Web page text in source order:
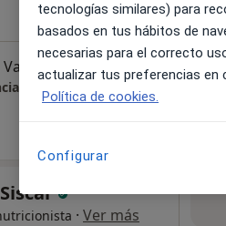
Mapa
· Ver más
tecnologías similares) para
basados en tus hábitos de
necesarias para el correcto
actualizar tus preferencias en
Política de cookies.
Configurar